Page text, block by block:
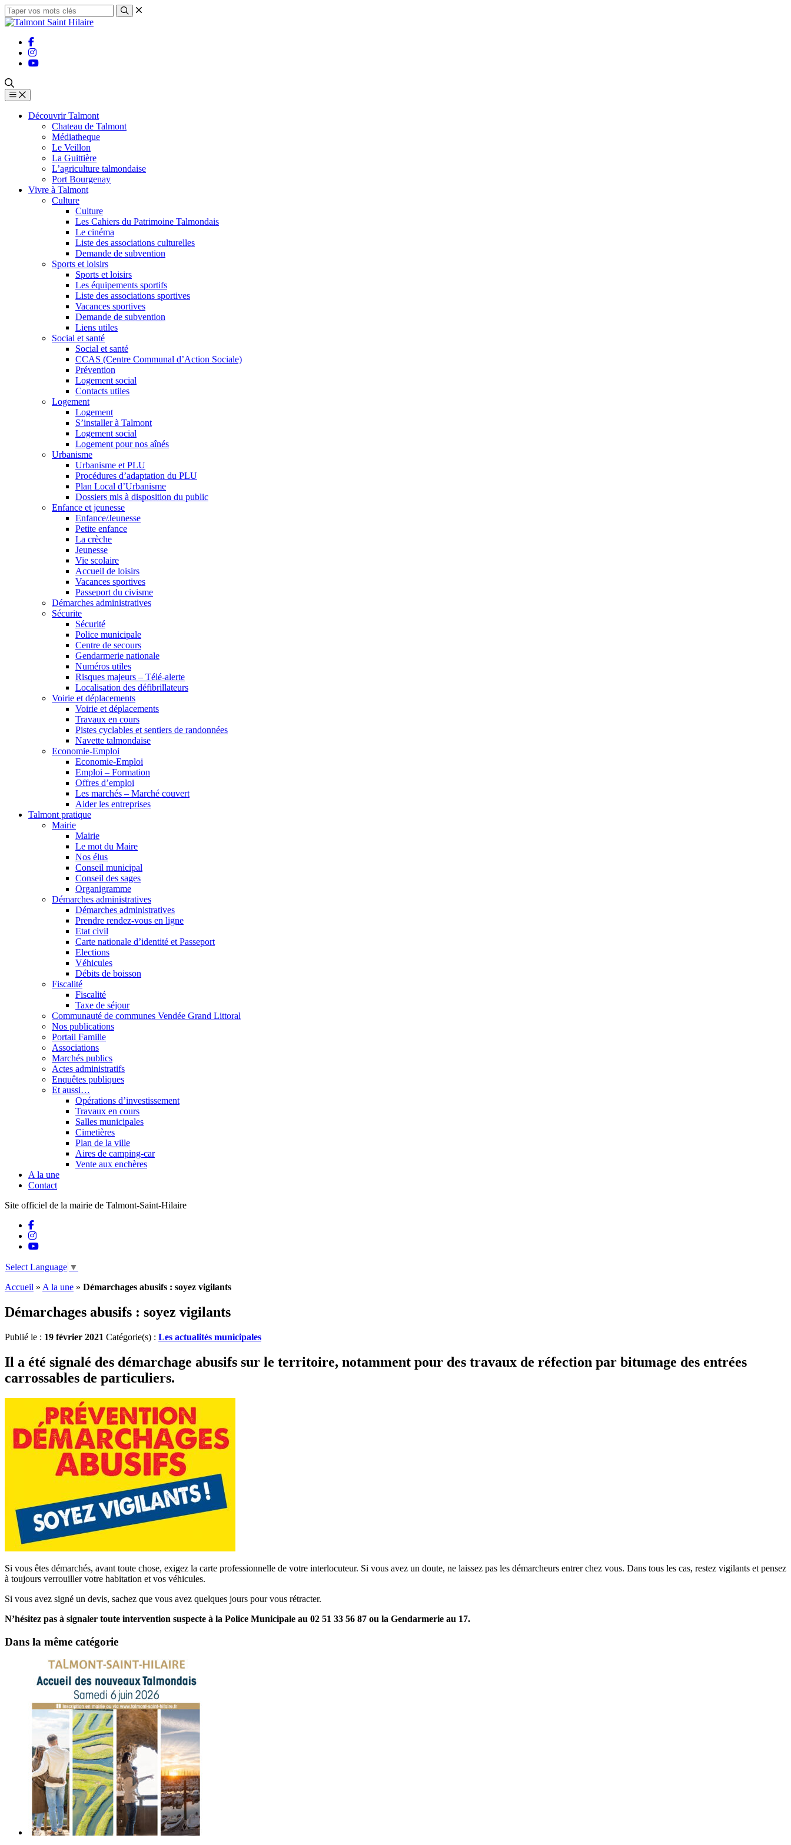
Découvrir Talmont
Chateau de Talmont
Médiatheque
Le Veillon
La Guittière
L’agriculture talmondaise
Port Bourgenay
Vivre à Talmont
Culture
Culture
Les Cahiers du Patrimoine Talmondais
Le cinéma
Liste des associations culturelles
Demande de subvention
Sports et loisirs
Sports et loisirs
Les équipements sportifs
Liste des associations sportives
Vacances sportives
Demande de subvention
Liens utiles
Social et santé
Social et santé
CCAS (Centre Communal d’Action Sociale)
Prévention
Logement social
Contacts utiles
Logement
Logement
S’installer à Talmont
Logement social
Logement pour nos aînés
Urbanisme
Urbanisme et PLU
Procédures d’adaptation du PLU
Plan Local d’Urbanisme
Dossiers mis à disposition du public
Enfance et jeunesse
Enfance/Jeunesse
Petite enfance
La crèche
Jeunesse
Vie scolaire
Accueil de loisirs
Vacances sportives
Passeport du civisme
Démarches administratives
Sécurite
Sécurité
Police municipale
Centre de secours
Gendarmerie nationale
Numéros utiles
Risques majeurs – Télé-alerte
Localisation des défibrillateurs
Voirie et déplacements
Voirie et déplacements
Travaux en cours
Pistes cyclables et sentiers de randonnées
Navette talmondaise
Economie-Emploi
Economie-Emploi
Emploi – Formation
Offres d’emploi
Les marchés – Marché couvert
Aider les entreprises
Talmont pratique
Mairie
Mairie
Le mot du Maire
Nos élus
Conseil municipal
Conseil des sages
Organigramme
Démarches administratives
Démarches administratives
Prendre rendez-vous en ligne
Etat civil
Carte nationale d’identité et Passeport
Elections
Véhicules
Débits de boisson
Fiscalité
Fiscalité
Taxe de séjour
Communauté de communes Vendée Grand Littoral
Nos publications
Portail Famille
Associations
Marchés publics
Actes administratifs
Enquêtes publiques
Et aussi…
Opérations d’investissement
Travaux en cours
Salles municipales
Cimetières
Plan de la ville
Aires de camping-car
Vente aux enchères
A la une
Contact
Site officiel de la mairie de Talmont-Saint-Hilaire
Select Language ▼
Accueil » A la une » Démarchages abusifs : soyez vigilants
Démarchages abusifs : soyez vigilants
Publié le : 19 février 2021 Catégorie(s) : Les actualités municipales
Il a été signalé des démarchage abusifs sur le territoire, notamment pour des travaux de réfection par bitumage des entrées
carrossables de particuliers.
Si vous êtes démarchés, avant toute chose, exigez la carte professionnelle de votre interlocuteur. Si vous avez un doute, ne laissez pas les démarcheurs entrer chez vous. Dans tous les cas, restez vigilants et pensez
à toujours verrouiller votre habitation et vos véhicules.
Si vous avez signé un devis, sachez que vous avez quelques jours pour vous rétracter.
N’hésitez pas à signaler toute intervention suspecte à la Police Municipale au 02 51 33 56 87 ou la Gendarmerie au 17.
Dans la même catégorie